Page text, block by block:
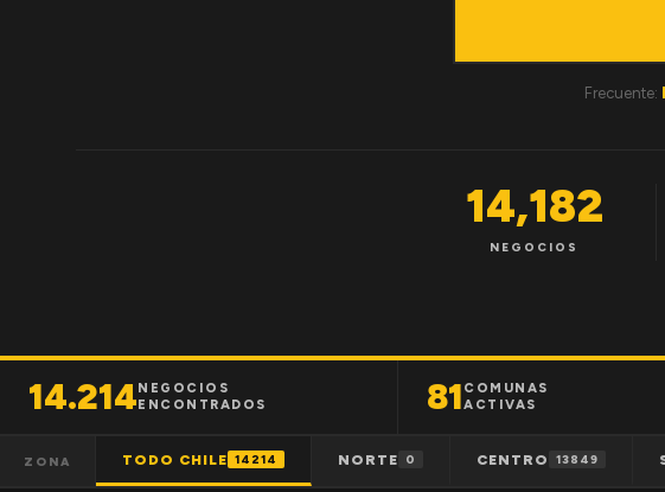
Frecuente:
14,182
NEGOCIOS
14.214NEGOCIOS
ENCONTRADOS
81COMUNAS
ACTIVAS
ZONA TODO CHILE 14214 NORTE 0 CENTRO 13849